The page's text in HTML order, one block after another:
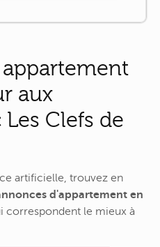
aux
Clefs de
artificielle, trouvez en
d'appartement en
correspondent le mieux à